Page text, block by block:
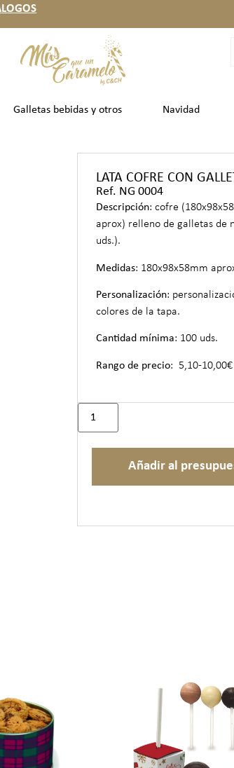
Galletas bebidas y otros Navidad
LATA COFRE CON
Ref. NG 0004
Descripción: cofre
aprox) relleno de galletas de
uds.).
Medidas: 180x98x58mm
Personalización:
colores de la tapa.
Cantidad mínima: 100 uds.
Rango de precio: 5,10-10,00€
Añadir al